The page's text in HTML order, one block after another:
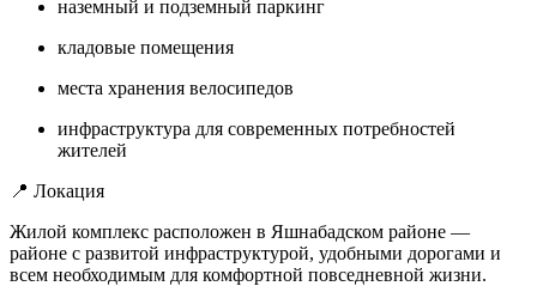
наземный и подземный паркинг
кладовые помещения
места хранения велосипедов
инфраструктура для современных потребностей
жителей
📍 Локация
Жилой комплекс расположен в Яшнабадском районе —
районе с развитой инфраструктурой, удобными дорогами и
всем необходимым для комфортной повседневной жизни.